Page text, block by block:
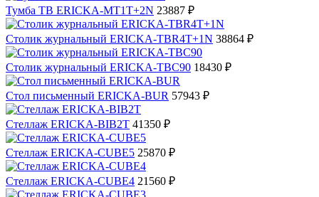
Тумба ТВ ERICKA-MT1T+2N 23887 ₽
Столик журнальный ERICKA-TBR4T+1N 38864 ₽
Столик журнальный ERICKA-TBC90 18430 ₽
Стол письменный ERICKA-BUR 57943 ₽
Стеллаж ERICKA-BIB2T 41350 ₽
Стеллаж ERICKA-CUBE5 25870 ₽
Стеллаж ERICKA-CUBE4 21560 ₽